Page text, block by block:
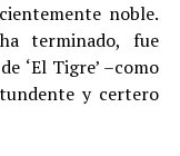
noble.
terminado, fue
‘El Tigre’ –como
y certero